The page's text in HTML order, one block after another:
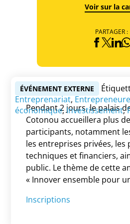
Voir sur la
PARTAGER :
Pendant 2 jours, le palais
Cotonou accueillera plus
participants, notamment
les entreprises privées, les
techniques et financiers,
public. Le thème de cette
« Innover ensemble pour
Inscriptions
ÉVÉNEMENT EXTERNE
Entreprenariat,
économique,Investissement,